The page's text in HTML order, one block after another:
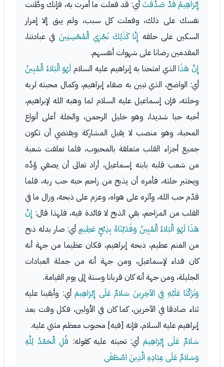
إِبْرَاهِيمُ قَدْ صَدَّقْتَ أي: قد فعلت ما أمرت به، فإنك وطَّنت
نفسك على ذلك، وفعلت كل سبب، ولم يبق إلا إمرار
السكين على حلقه إِنَّا كَذَلِكَ نَجْزِي الْمُحْسِنِينَ في عبادتنا،
المقدمين رضانا على شهوات أنفسهم.
إِنَّ هَذَاالذي امتحنا به إبراهيم عليه السلام لَهُوَ الْبَلاءُ الْمُبِينُ
أي: الواضح، الذي تبين به صفاء إبراهيم، وكمال محبته لربه
وخلته، فإن إسماعيل عليه السلام لما وهبه الله لإبراهيم،
أحبه حبا شديدا، وهو خليل الرحمن، والخلة أعلى أنواع
المحبة، وهو منصب لا يقبل المشاركة ويقتضي أن تكون
جميع أجزاء القلب متعلقة بالمحبوب، فلما تعلقت شعبة
من شعب قلبه بابنه إسماعيل، أراد تعالى أن يصفي وُدَّه
ويختبر خلته، فأمره أن يذبح من زاحم حبه حب ربه، فلما
قدّم حب الله، وآثره على هواه، وعزم على ذبحه، وزال ما في
القلب من المزاحم، بقي الذبح لا فائدة فيه، فلهذا قال: إِنَّ
هَذَا لَهُوَ الْبَلاءُ الْمُبِينُ وَفَدَيْنَاهُ بِذِبْحٍ عَظِيمٍأي: صار بدله ذبح
من الغنم عظيم، ذبحه إبراهيم، فكان عظيما من جهة أنه
كان فداء لإسماعيل، ومن جهة أنه من جملة العبادات
الجليلة، ومن جهة أنه كان قربانا وسنة إلى يوم القيامة.
وَتَرَكْنَا عَلَيْهِ فِي الآخِرِينَ سَلامٌ عَلَى إِبْرَاهِيمَأي: وأبقينا عليه
ثناء صادقا في الآخرين، كما كان في الأولين، فكل وقت بعد
إبراهيم عليه السلام، فإنه [فيه] محبوب معظم مثني عليه.
سَلامٌ عَلَى إِبْرَاهِيمَ أي: تحيته عليه كقوله: قُلِ الْحَمْدُ لِلَّهِ
وَسَلامٌ عَلَى عِبَادِهِ الَّذِينَ اصْطَفَى